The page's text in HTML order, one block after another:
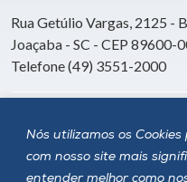
Nós utilizamos os
com nosso site mais
entender melhor como
Rua Getúlio Vargas, 2125 -
Joaçaba - SC - CEP 89600-
Telefone (49) 3551-2000
Siga a Unoesc